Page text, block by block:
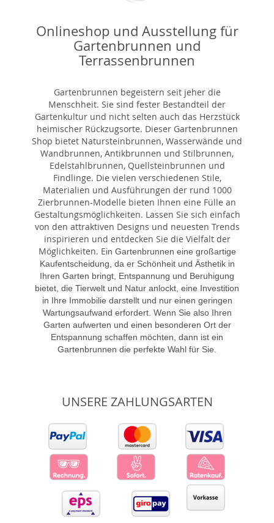
Onlineshop und Ausstellung für
Gartenbrunnen und
Terrassenbrunnen
Gartenbrunnen begeistern seit jeher die
Menschheit. Sie sind fester Bestandteil der
Gartenkultur und nicht selten auch das Herzstück
heimischer Rückzugsorte. Dieser Gartenbrunnen
Shop bietet Natursteinbrunnen, Wasserwände und
Wandbrunnen, Antikbrunnen und Stilbrunnen,
Edelstahlbrunnen, Quellsteinbrunnen und
Findlinge. Die vielen verschiedenen Stile,
Materialien und Ausführungen der rund 1000
Zierbrunnen-Modelle bieten Ihnen eine Fülle an
Gestaltungsmöglichkeiten. Lassen Sie sich einfach
von den attraktiven Designs und neuesten Trends
inspirieren und entdecken Sie die Vielfalt der
Möglichkeiten. Ein Gartenbrunnen eine großartige
Kaufentscheidung, da er Schönheit und Ästhetik in
Ihren Garten bringt, Entspannung und Beruhigung
bietet, die Tierwelt und Natur anlockt, eine Investition
in Ihre Immobilie darstellt und nur einen geringen
Wartungsaufwand erfordert. Wenn Sie also Ihren
Garten aufwerten und einen besonderen Ort der
Entspannung schaffen möchten, dann ist ein
Gartenbrunnen die perfekte Wahl für Sie.
UNSERE ZAHLUNGSARTEN